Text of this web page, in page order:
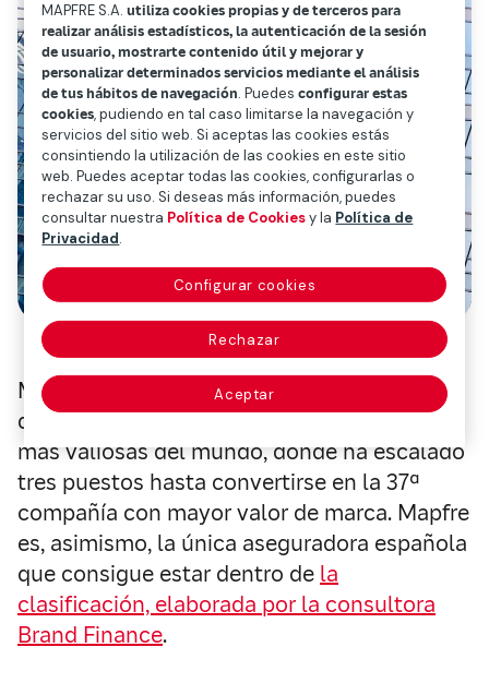
Mapfre se ha posicionado un año más
dentro del ranking de las 100 aseguradoras
más valiosas del mundo, donde ha escalado
tres puestos hasta convertirse en la 37ª
compañía con mayor valor de marca. Mapfre
es, asimismo, la única aseguradora española
que consigue estar dentro de la
clasificación, elaborada por la consultora
Brand Finance.
MAPFRE S.A.utiliza cookies propias y de terceros para
realizar análisis estadísticos, la autenticación de la sesión
de usuario, mostrarte contenido útil y mejorar y
personalizar determinados servicios mediante el análisis
de tus hábitos de navegación. Puedesconfigurar estas
cookies, pudiendo en tal caso limitarse la navegación y
servicios del sitio web. Si aceptas las cookies estás
consintiendo la utilización de las cookies en este sitio
web. Puedes aceptar todas las cookies, configurarlas o
rechazar su uso. Si deseas más información, puedes
consultar nuestra Política de Cookiesy la Política de
Privacidad.
Configurar cookies
Rechazar
Aceptar